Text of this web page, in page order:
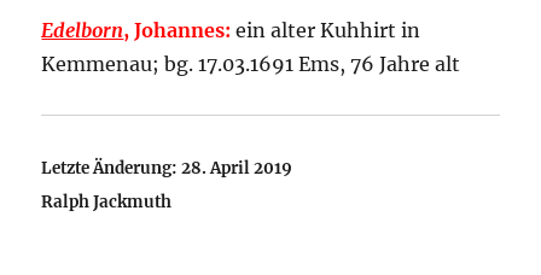
Edelborn, Johannes: ein alter Kuhhirt in
Kemmenau; bg. 17.03.1691 Ems, 76 Jahre alt
Letzte Änderung: 28. April 2019
Ralph Jackmuth